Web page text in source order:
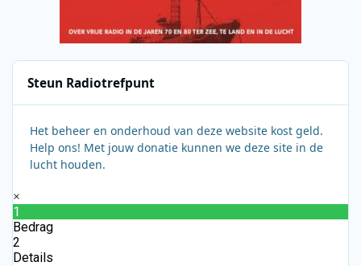
Steun Radiotrefpunt
Het beheer en onderhoud van deze website kost geld.
Help ons! Met jouw donatie kunnen we deze site in de
lucht houden.